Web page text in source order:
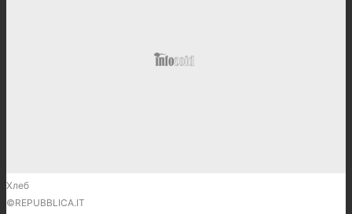
Хлеб
©REPUBBLICA.IT